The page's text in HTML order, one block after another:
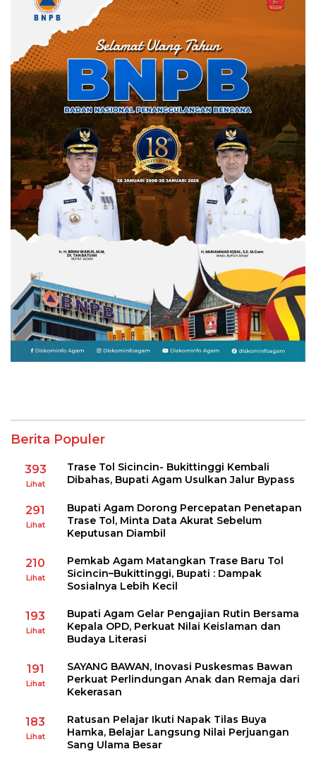
Berita Populer
393
Lihat
Trase Tol Sicincin- Bukittinggi Kembali
Dibahas, Bupati Agam Usulkan Jalur Bypass
291
Lihat
Bupati Agam Dorong Percepatan Penetapan
Trase Tol, Minta Data Akurat Sebelum
Keputusan Diambil
210
Lihat
Pemkab Agam Matangkan Trase Baru Tol
Sicincin–Bukittinggi, Bupati : Dampak
Sosialnya Lebih Kecil
193
Lihat
Bupati Agam Gelar Pengajian Rutin Bersama
Kepala OPD, Perkuat Nilai Keislaman dan
Budaya Literasi
191
Lihat
SAYANG BAWAN, Inovasi Puskesmas Bawan
Perkuat Perlindungan Anak dan Remaja dari
Kekerasan
183
Lihat
Ratusan Pelajar Ikuti Napak Tilas Buya
Hamka, Belajar Langsung Nilai Perjuangan
Sang Ulama Besar